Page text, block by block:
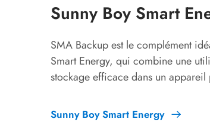
Sunny Boy Smart
SMA Backup est le complément
Smart Energy, qui combine une
stockage efficace dans un appareil
Sunny Boy Smart Energy